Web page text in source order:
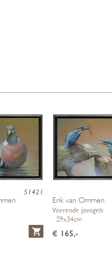
51421
Erik van Ommen
Voerende ijsvogels
29x34cm
€ 165,-